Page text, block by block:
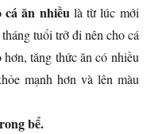
cá ăn nhiều là từ lúc mới
tuổi trở đi nên cho cá
tăng thức ăn có nhiều
mạnh hơn và lên màu
bể.